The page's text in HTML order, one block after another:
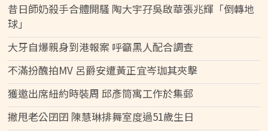
昔日師奶殺手合體開騷 陶大宇孖吳啟華張兆輝「倒轉地
球」
大牙自爆親身到港報案 呼籲黑人配合調查
不滿扮醜拍MV 呂爵安遭黃正宜岑珈其夾擊
獲邀出席紐約時裝周 邱彥筒寓工作於集郵
撇甩老公囝囝 陳慧琳排舞室度過51歲生日